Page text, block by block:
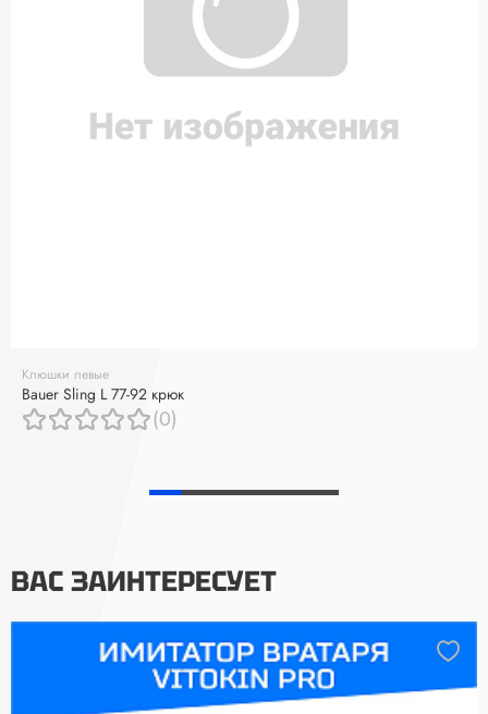
Клюшки левые
Bauer Sling L 77-92 крюк
(0)
ВАС ЗАИНТЕРЕСУЕТ